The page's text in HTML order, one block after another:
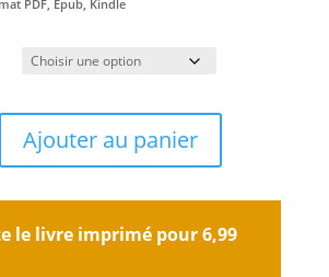
PDF, Epub, Kindle
Ajouter au panier
le livre imprimé pour 6,99